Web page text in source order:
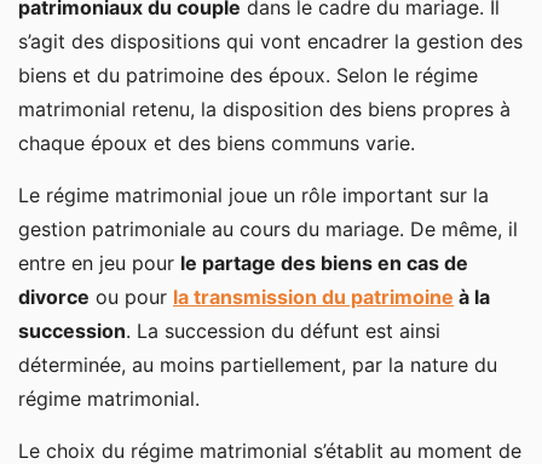
Le partage des biens à la succession sous la
Changements au régime matrimonial de la
communauté légale
Qu’est-ce que la communauté universelle ?
La succession en présence du régime de la
communauté universelle
Régime matrimonial de la séparation de biens
Qu’est-ce que la séparation de biens ?
La succession sous le régime de la séparation de
patrimoniaux du couple dans le cadre du mariage. Il
s’agit des dispositions qui vont encadrer la gestion des
biens et du patrimoine des époux. Selon le régime
matrimonial retenu, la disposition des biens propres à
chaque époux et des biens communs varie.
Le régime matrimonial joue un rôle important sur la
gestion patrimoniale au cours du mariage. De même, il
entre en jeu pour le partage des biens en cas de
divorce ou pour la transmission du patrimoine à la
succession. La succession du défunt est ainsi
déterminée, au moins partiellement, par la nature du
régime matrimonial.
Le choix du régime matrimonial s’établit au moment de